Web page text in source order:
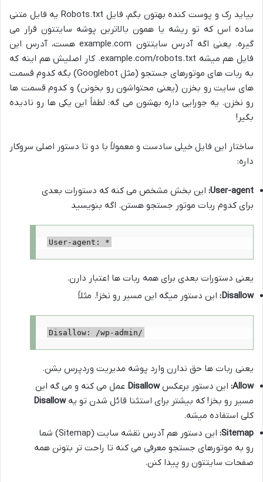
بیاید رک و پوست کنده بهتون بگم، فایل Robots.txt یه فایل متنی
ساده اس که تو ریشه یا همون بالاترین پوشه سایتتون قرار می
گیره. یعنی اگه آدرس سایتتون example.com هست، آدرس این
فایل هم میشه example.com/robots.txt. کار اصلیش هم اینه که
به ربات های موتورهای جستجو (مثل Googlebot) بگه کدوم قسمت
های سایت رو بخزن (یعنی محتواشون رو بخونن) و کدوم قسمت ها
رو نخزن. یه جورایی داره بهشون می گه: لطفاً این یکی ها رو نادیده
بگیر!
ساختار این فایل خیلی سادست و معمولاً با دو تا دستور اصلی سروکار
داره:
User-agent: این بخش مشخص می کنه که دستورات بعدی
برای کدوم ربات موتور جستجو هستن. اگه بنویسید
User-agent: *
یعنی دستورات بعدی برای همه ربات ها اعتبار دارن.
Disallow: این دستور میگه این مسیر رو نخز!. مثلاً
Disallow: /wp-admin/
یعنی ربات ها حق ندارن وارد پوشه مدیریت وردپرس بشن.
Allow: این دستور برعکسDisallow عمل می کنه و می گه این
مسیر رو بخز! که بیشتر برای استثنا قائل شدن تو یهDisallow
کلی استفاده میشه.
Sitemap:
این دستور هم آدرس نقشه سایت (Sitemap) شما
رو به موتورهای جستجو معرفی می کنه تا راحت تر بتونن همه
صفحات سایتتون رو پیدا کنن.